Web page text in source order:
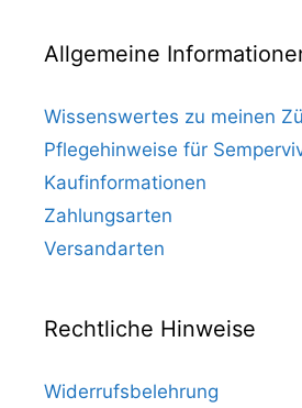
Allgemeine
Wissenswertes zu meinen
Pflegehinweise für
Kaufinformationen
Zahlungsarten
Versandarten
Rechtliche Hinweise
Widerrufsbelehrung